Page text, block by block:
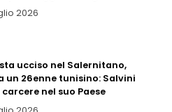
2026
ucciso nel Salernitano,
un 26enne tunisino: Salvini
nel suo Paese